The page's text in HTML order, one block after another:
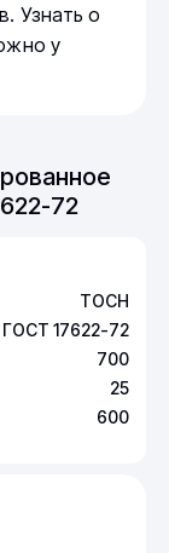
Узнать о
у
72
ТОСН
ГОСТ 17622-72
700
25
600